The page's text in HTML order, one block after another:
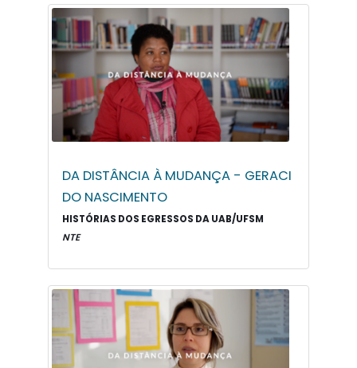
DA DISTÂNCIA À MUDANÇA - GERACI
DO NASCIMENTO
HISTÓRIAS DOS EGRESSOS DA UAB/UFSM
NTE